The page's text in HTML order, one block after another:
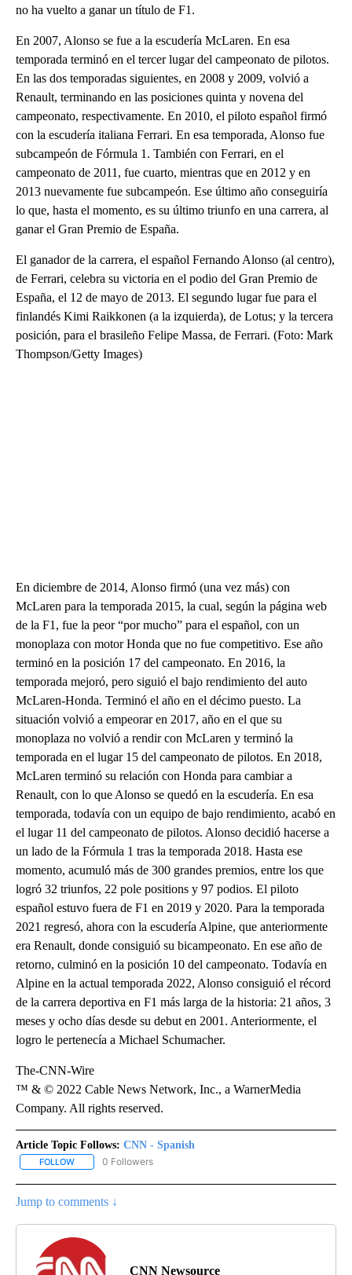
no ha vuelto a ganar un título de F1.
En 2007, Alonso se fue a la escudería McLaren. En esa
temporada terminó en el tercer lugar del campeonato de pilotos.
En las dos temporadas siguientes, en 2008 y 2009, volvió a
Renault, terminando en las posiciones quinta y novena del
campeonato, respectivamente. En 2010, el piloto español firmó
con la escudería italiana Ferrari. En esa temporada, Alonso fue
subcampeón de Fórmula 1. También con Ferrari, en el
campeonato de 2011, fue cuarto, mientras que en 2012 y en
2013 nuevamente fue subcampeón. Ese último año conseguiría
lo que, hasta el momento, es su último triunfo en una carrera, al
ganar el Gran Premio de España.
El ganador de la carrera, el español Fernando Alonso (al centro),
de Ferrari, celebra su victoria en el podio del Gran Premio de
España, el 12 de mayo de 2013. El segundo lugar fue para el
finlandés Kimi Raikkonen (a la izquierda), de Lotus; y la tercera
posición, para el brasileño Felipe Massa, de Ferrari. (Foto: Mark
Thompson/Getty Images)
En diciembre de 2014, Alonso firmó (una vez más) con
McLaren para la temporada 2015, la cual, según la página web
de la F1, fue la peor “por mucho” para el español, con un
monoplaza con motor Honda que no fue competitivo. Ese año
terminó en la posición 17 del campeonato. En 2016, la
temporada mejoró, pero siguió el bajo rendimiento del auto
McLaren-Honda. Terminó el año en el décimo puesto. La
situación volvió a empeorar en 2017, año en el que su
monoplaza no volvió a rendir con McLaren y terminó la
temporada en el lugar 15 del campeonato de pilotos. En 2018,
McLaren terminó su relación con Honda para cambiar a
Renault, con lo que Alonso se quedó en la escudería. En esa
temporada, todavía con un equipo de bajo rendimiento, acabó en
el lugar 11 del campeonato de pilotos. Alonso decidió hacerse a
un lado de la Fórmula 1 tras la temporada 2018. Hasta ese
momento, acumuló más de 300 grandes premios, entre los que
logró 32 triunfos, 22 pole positions y 97 podios. El piloto
español estuvo fuera de F1 en 2019 y 2020. Para la temporada
2021 regresó, ahora con la escudería Alpine, que anteriormente
era Renault, donde consiguió su bicampeonato. En ese año de
retorno, culminó en la posición 10 del campeonato. Todavía en
Alpine en la actual temporada 2022, Alonso consiguió el récord
de la carrera deportiva en F1 más larga de la historia: 21 años, 3
meses y ocho días desde su debut en 2001. Anteriormente, el
logro le pertenecía a Michael Schumacher.
The-CNN-Wire
™ & © 2022 Cable News Network, Inc., a WarnerMedia
Company. All rights reserved.
Article Topic Follows: CNN - Spanish
FOLLOW FOLLOW "CNN - SPANISH" TO RECEIVE NOTIFICATIONS ABOUT
0 Followers
Jump to comments ↓
CNN Newsource